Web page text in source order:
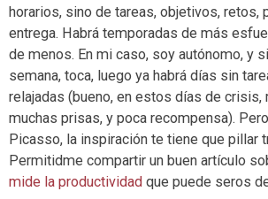
horarios, sino de tareas, objetivos, retos,
entrega. Habrá temporadas de más
de menos. En mi caso, soy autónomo, y
semana, toca, luego ya habrá días sin
relajadas (bueno, en estos días de crisis,
muchas prisas, y poca recompensa).
Picasso, la inspiración te tiene que pillar
Permitidme compartir un buen artículo
mide la productividad que puede seros